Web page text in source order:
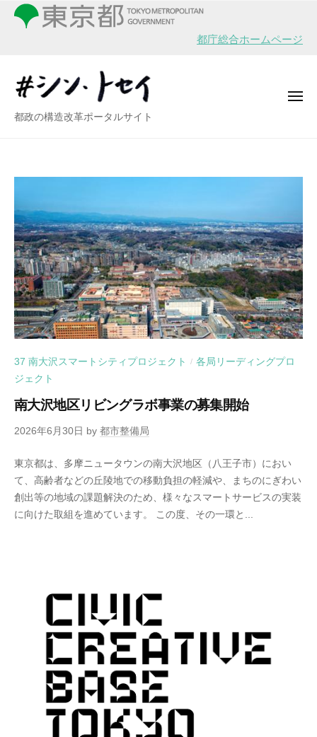
都庁総合ホームページ
シ
ト
イ
都政の構造改革ポータルサイト
メ
37 南大沢スマートシティプロジェクト / 各局リーディングプロ
ジェクト
南大沢地区リビングラボ事業の募集開始
2026年6月30日 by 都市整備局
東京都は、多摩ニュータウンの南大沢地区（八王子市）におい
て、高齢者などの丘陵地での移動負担の軽減や、まちのにぎわい
創出等の地域の課題解決のため、様々なスマートサービスの実装
に向けた取組を進めています。 この度、その一環と...
ン
イ